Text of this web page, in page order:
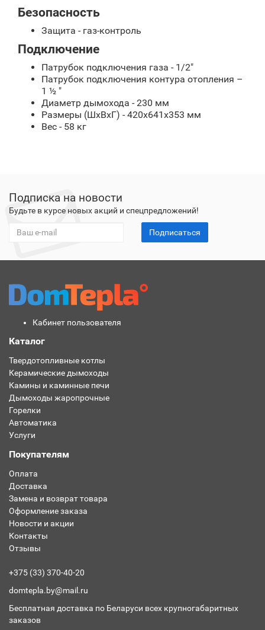
Безопасность
Защита - газ-контроль
Подключение
Патрубок подключения газа - 1/2"
Патрубок подключения контура отопления –
1 ½ "
Диаметр дымохода - 230 мм
Размеры (ШхВхГ) - 420x641x353 мм
Вес - 58 кг
Подписка на новости
Будьте в курсе новых акций и спецпредложений!
Подписаться
Кабинет пользователя
Каталог
Твердотопливные котлы
Керамические дымоходы
Камины и каминные печи
Дымоходы жаропрочные
Горелки
Автоматика
Услуги
Покупателям
Оплата
Доставка
Замена и возврат товара
Оформление заказа
Новости и акции
Контакты
Отзывы
+375 (33) 370-40-20
domtepla.by@mail.ru
Бесплатная доставка по Беларуси всех крупногабаритных
заказов